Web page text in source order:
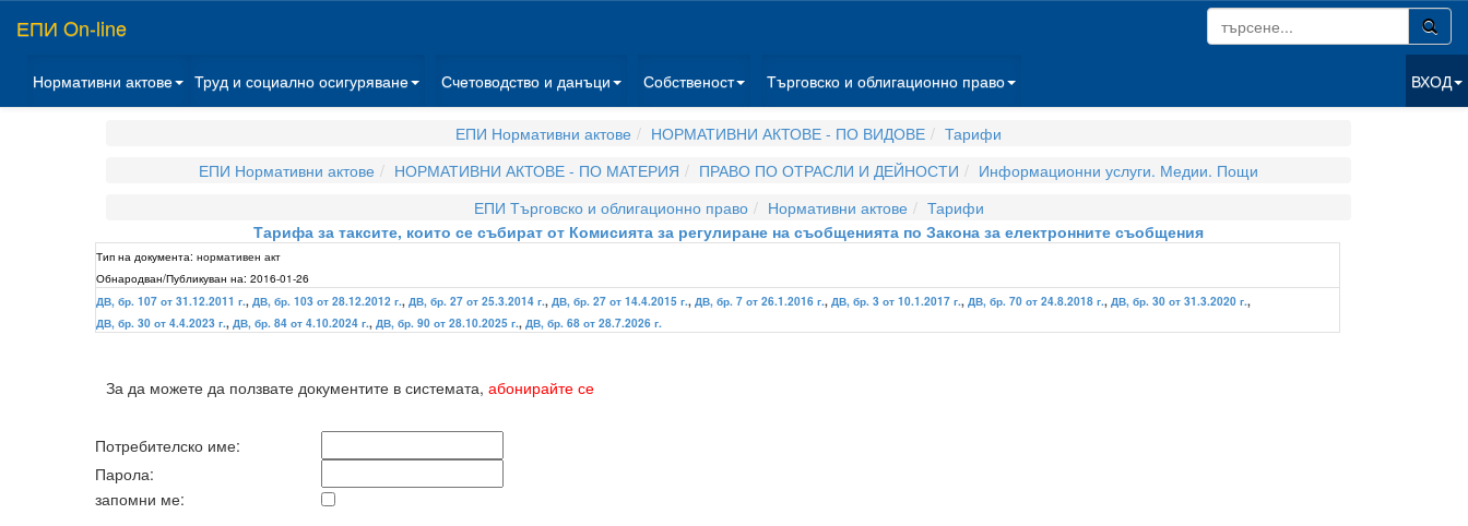
ЕПИ On-line
Нормативни актове Труд и социално осигуряване Счетоводство и данъци Собственост Търговско и облигационно право ВХОД
ЕПИ Нормативни актове НОРМАТИВНИ АКТОВЕ - ПО ВИДОВЕ
Тарифи
ЕПИ Нормативни актове
НОРМАТИВНИ АКТОВЕ - ПО МАТЕРИЯ ПРАВО ПО ОТРАСЛИ И ДЕЙНОСТИ
Информационни услуги. Медии. Пощи
ЕПИ Търговско и облигационно право
Нормативни актове
Тарифи
Тарифа за таксите, които се събират от Комисията за регулиране на съобщенията по Закона за електронните съобщения
Тип на документа: нормативен акт
Обнародван/Публикуван на: 2016-01-26
ДВ, бр. 107 от 31.12.2011 г., ДВ, бр. 103 от 28.12.2012 г., ДВ, бр. 27 от 25.3.2014 г., ДВ, бр. 27 от 14.4.2015 г., ДВ, бр. 7 от 26.1.2016 г., ДВ, бр. 3 от 10.1.2017 г., ДВ, бр. 70 от 24.8.2018 г., ДВ, бр. 30 от 31.3.2020 г.,
ДВ, бр. 30 от 4.4.2023 г., ДВ, бр. 84 от 4.10.2024 г., ДВ, бр. 90 от 28.10.2025 г., ДВ, бр. 68 от 28.7.2026 г.
За да можете да ползвате документите в системата, абонирайте се
Потребителско име:
Парола:
запомни ме: